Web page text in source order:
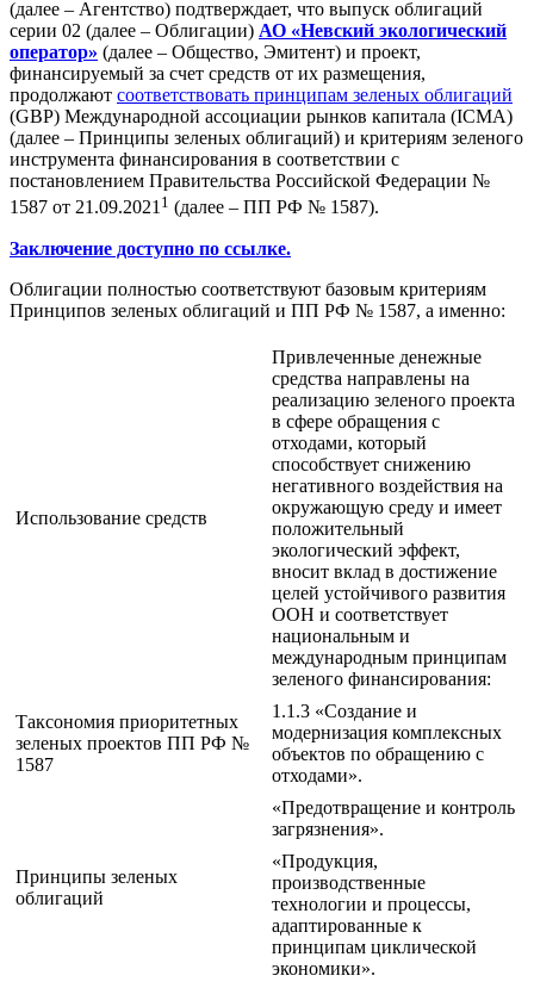
(далее – Агентство) подтверждает, что выпуск облигаций
серии 02 (далее – Облигации) АО «Невский экологический
оператор» (далее – Общество, Эмитент) и проект,
финансируемый за счет средств от их размещения,
продолжают соответствовать принципам зеленых облигаций
(GBP) Международной ассоциации рынков капитала (ICMA)
(далее – Принципы зеленых облигаций) и критериям зеленого
инструмента финансирования в соответствии с
постановлением Правительства Российской Федерации №
1587 от 21.09.20211 (далее – ПП РФ № 1587).
Заключение доступно по ссылке.
Облигации полностью соответствуют базовым критериям
Принципов зеленых облигаций и ПП РФ № 1587, а именно:
Использование средств
Привлеченные денежные
средства направлены на
реализацию зеленого проекта
в сфере обращения с
отходами, который
способствует снижению
негативного воздействия на
окружающую среду и имеет
положительный
экологический эффект,
вносит вклад в достижение
целей устойчивого развития
ООН и соответствует
национальным и
международным принципам
зеленого финансирования:
Таксономия приоритетных
зеленых проектов ПП РФ №
1587
1.1.3 «Создание и
модернизация комплексных
объектов по обращению с
отходами».
Принципы зеленых
облигаций
«Предотвращение и контроль
загрязнения».
«Продукция,
производственные
технологии и процессы,
адаптированные к
принципам циклической
экономики».